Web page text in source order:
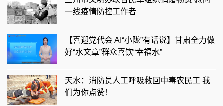
一线疫情防控工作者
【喜迎党代会 AI“小陇”有话说】甘肃全力做
好“水文章”群众喜饮“幸福水”
天水：消防员人工呼吸救回中毒农民工 我
们为你点赞！